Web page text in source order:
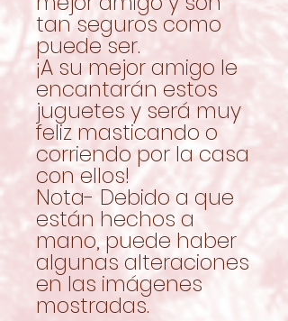
tan seguros como
puede ser.
¡A su mejor amigo le
encantarán estos
juguetes y será muy
feliz masticando o
corriendo por la casa
con ellos!
Nota- Debido a que
están hechos a
mano, puede haber
algunas alteraciones
en las imágenes
mostradas.